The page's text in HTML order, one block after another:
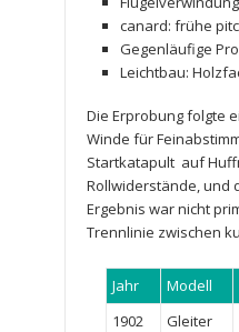
canard: ⁣frühe
Gegenläufige
Leichtbau:
Die Erprobung folgte
Winde ‌für
Startkatapult auf
Rollwiderstände, und
Ergebnis war nicht
Trennlinie zwischen
Jahr Modell
1902
Gleiter